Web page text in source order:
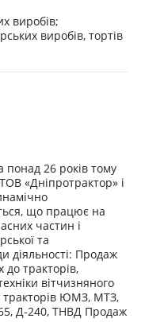
виробів;
виробів, тортів
понад 26 років тому
«Дніпротрактор» і
що працює на
частин і
та
діяльності: Продаж
тракторів,
вітчизняного
тракторів ЮМЗ, МТЗ,
65, Д-240, ТНВД Продаж